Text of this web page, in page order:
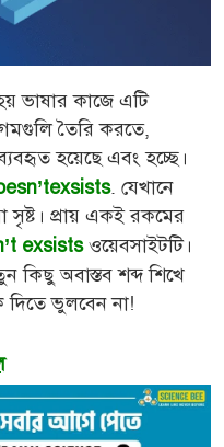
ভাষার কাজে এটি
তৈরি করতে,
হয়েছে এবং হচ্ছে।
. যেখানে
সৃষ্ট। প্রায় একই রকমের
exsistsওয়েবসাইটটি।
কিছু অবাস্তব শব্দ শিখে
দিতে ভুলবেন না!